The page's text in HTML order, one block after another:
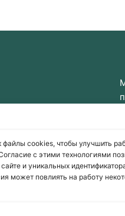
cookies, чтобы улучшить
с этими технологиями
и уникальных
может повлиять на работу
и получайте первыми